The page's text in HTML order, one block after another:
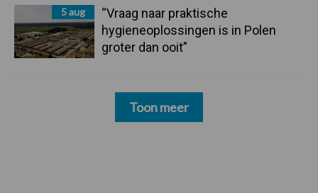
5 aug
“Vraag naar praktische
hygieneoplossingen is in Polen
groter dan ooit”
Toon meer